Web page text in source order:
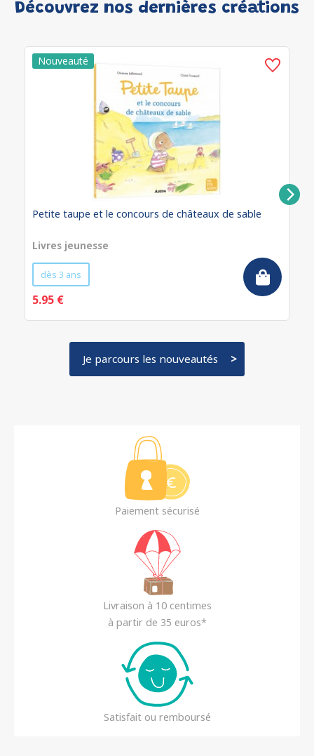
Découvrez nos dernières créations
Petite taupe et le concours de châteaux de sable
Livres jeunesse
dès 3 ans
5.95 €
Je parcours les nouveautés
Paiement sécurisé
Livraison à 10 centimes
à partir de 35 euros*
Satisfait ou remboursé